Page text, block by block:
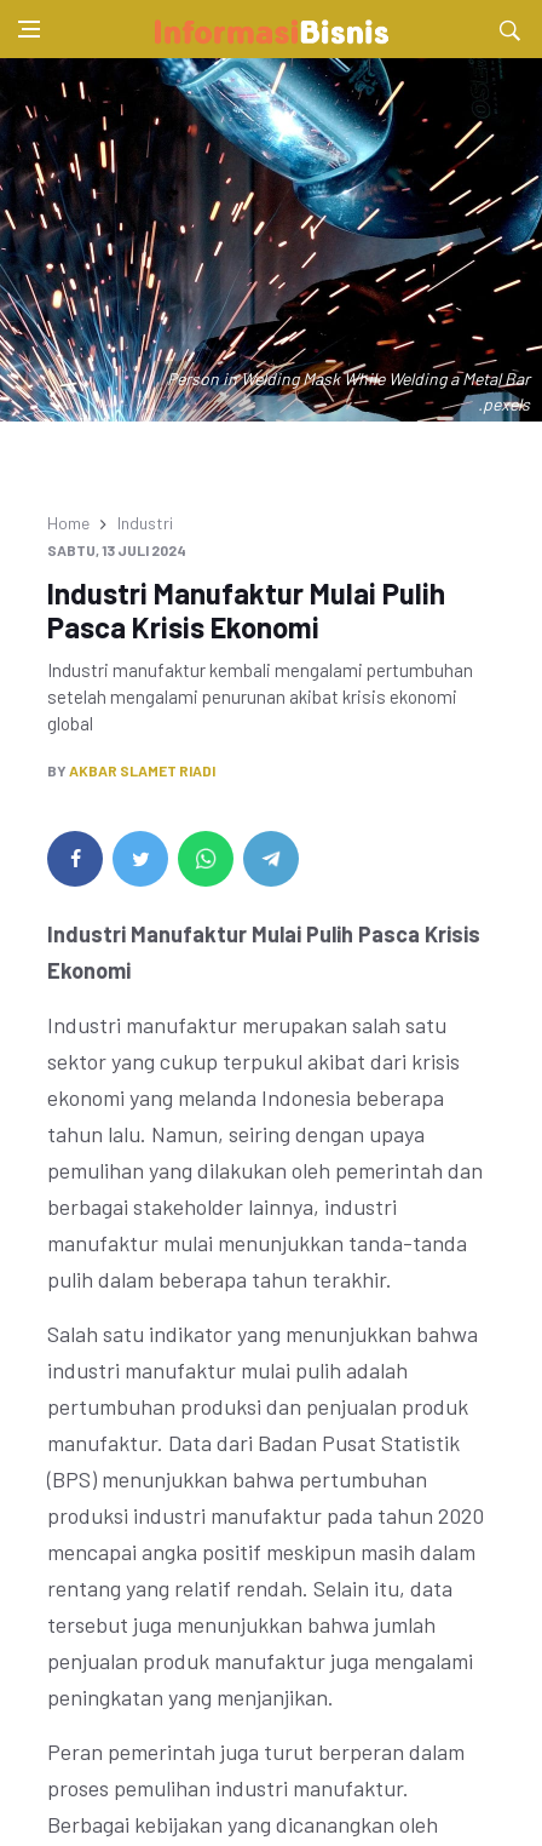
Person in Welding Mask While Welding a Metal Bar
.pexels
Home Industri
SABTU, 13 JULI 2024
Industri Manufaktur Mulai Pulih
Pasca Krisis Ekonomi
Industri manufaktur kembali mengalami pertumbuhan
setelah mengalami penurunan akibat krisis ekonomi
global
BY AKBAR SLAMET RIADI
Industri Manufaktur Mulai Pulih Pasca Krisis
Ekonomi
Industri manufaktur merupakan salah satu
sektor yang cukup terpukul akibat dari krisis
ekonomi yang melanda Indonesia beberapa
tahun lalu. Namun, seiring dengan upaya
pemulihan yang dilakukan oleh pemerintah dan
berbagai stakeholder lainnya, industri
manufaktur mulai menunjukkan tanda-tanda
pulih dalam beberapa tahun terakhir.
Salah satu indikator yang menunjukkan bahwa
industri manufaktur mulai pulih adalah
pertumbuhan produksi dan penjualan produk
manufaktur. Data dari Badan Pusat Statistik
(BPS) menunjukkan bahwa pertumbuhan
produksi industri manufaktur pada tahun 2020
mencapai angka positif meskipun masih dalam
rentang yang relatif rendah. Selain itu, data
tersebut juga menunjukkan bahwa jumlah
penjualan produk manufaktur juga mengalami
peningkatan yang menjanjikan.
Peran pemerintah juga turut berperan dalam
proses pemulihan industri manufaktur.
Berbagai kebijakan yang dicanangkan oleh